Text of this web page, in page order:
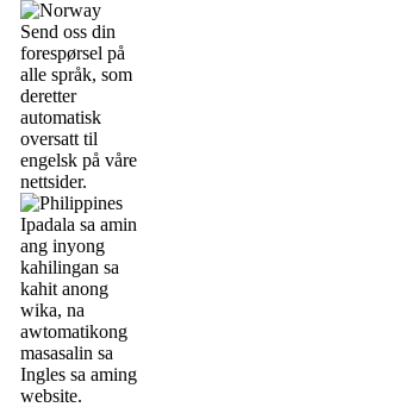
Send oss din
forespørsel på
alle språk, som
deretter
automatisk
oversatt til
engelsk på våre
nettsider.
Ipadala sa amin
ang inyong
kahilingan sa
kahit anong
wika, na
awtomatikong
masasalin sa
Ingles sa aming
website.